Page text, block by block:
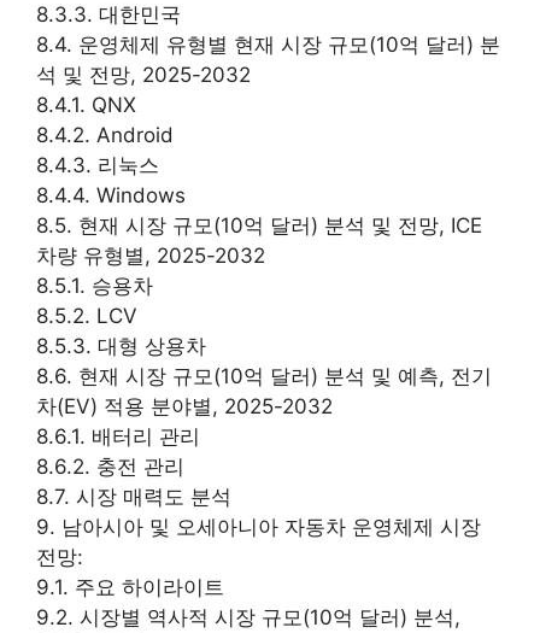
8.3.3. 대한민국
8.4. 운영체제 유형별 현재 시장 규모(10억 달러) 분
석 및 전망, 2025-2032
8.4.1. QNX
8.4.2. Android
8.4.3. 리눅스
8.4.4. Windows
8.5. 현재 시장 규모(10억 달러) 분석 및 전망, ICE
차량 유형별, 2025-2032
8.5.1. 승용차
8.5.2. LCV
8.5.3. 대형 상용차
8.6. 현재 시장 규모(10억 달러) 분석 및 예측, 전기
차(EV) 적용 분야별, 2025-2032
8.6.1. 배터리 관리
8.6.2. 충전 관리
8.7. 시장 매력도 분석
9. 남아시아 및 오세아니아 자동차 운영체제 시장
전망:
9.1. 주요 하이라이트
9.2. 시장별 역사적 시장 규모(10억 달러) 분석,